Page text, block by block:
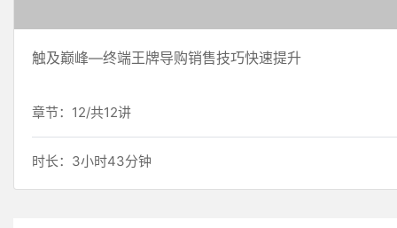
触及巅峰—终端王牌导购销售技巧快速提升
章节：12/共12讲
时长：3小时43分钟